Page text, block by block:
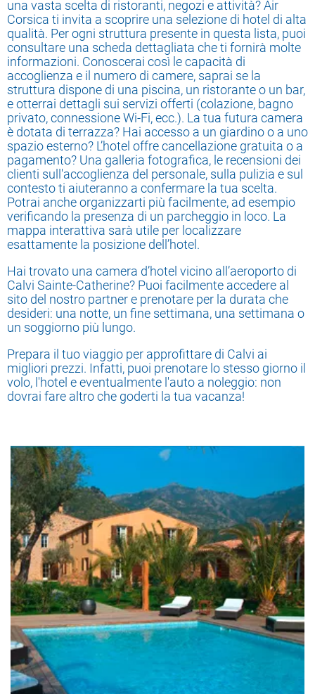
una vasta scelta di ristoranti, negozi e attività? Air
Corsica ti invita a scoprire una selezione di hotel di alta
qualità. Per ogni struttura presente in questa lista, puoi
consultare una scheda dettagliata che ti fornirà molte
informazioni. Conoscerai così le capacità di
accoglienza e il numero di camere, saprai se la
struttura dispone di una piscina, un ristorante o un bar,
e otterrai dettagli sui servizi offerti (colazione, bagno
privato, connessione Wi-Fi, ecc.). La tua futura camera
è dotata di terrazza? Hai accesso a un giardino o a uno
spazio esterno? L’hotel offre cancellazione gratuita o a
pagamento? Una galleria fotografica, le recensioni dei
clienti sull'accoglienza del personale, sulla pulizia e sul
contesto ti aiuteranno a confermare la tua scelta.
Potrai anche organizzarti più facilmente, ad esempio
verificando la presenza di un parcheggio in loco. La
mappa interattiva sarà utile per localizzare
esattamente la posizione dell’hotel.
Hai trovato una camera d’hotel vicino all’aeroporto di
Calvi Sainte-Catherine? Puoi facilmente accedere al
sito del nostro partner e prenotare per la durata che
desideri: una notte, un fine settimana, una settimana o
un soggiorno più lungo.
Prepara il tuo viaggio per approfittare di Calvi ai
migliori prezzi. Infatti, puoi prenotare lo stesso giorno il
volo, l'hotel e eventualmente l'auto a noleggio: non
dovrai fare altro che goderti la tua vacanza!